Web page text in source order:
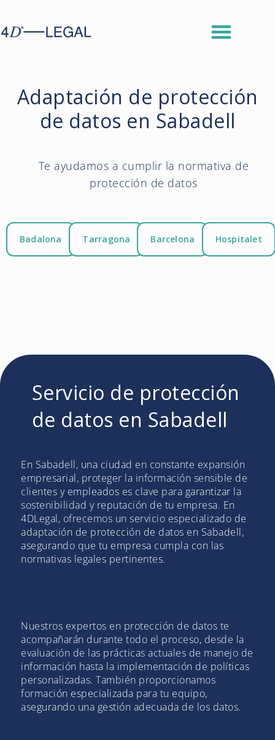
Adaptación de protección
de datos en Sabadell
Te ayudamos a cumplir la normativa de
protección de datos
Badalona Tarragona Barcelona Hospitalet
Servicio de protección
de datos en Sabadell
En Sabadell, una ciudad en constante expansión
empresarial, proteger la información sensible de
clientes y empleados es clave para garantizar la
sostenibilidad y reputación de tu empresa. En
4DLegal, ofrecemos un servicio especializado de
adaptación de protección de datos en Sabadell,
asegurando que tu empresa cumpla con las
normativas legales pertinentes.
Nuestros expertos en protección de datos te
acompañarán durante todo el proceso, desde la
evaluación de las prácticas actuales de manejo de
información hasta la implementación de políticas
personalizadas. También proporcionamos
formación especializada para tu equipo,
asegurando una gestión adecuada de los datos.